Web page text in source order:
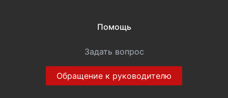
Помощь
Задать вопрос
Обращение к руководителю